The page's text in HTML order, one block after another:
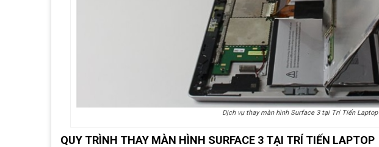
Dịch vụ thay màn hình Surface 3 tại Trí Tiến Laptop
QUY TRÌNH THAY MÀN HÌNH SURFACE 3 TẠI TRÍ TIẾN LAPTOP